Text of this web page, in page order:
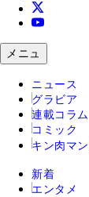
メニュ
ニュース
グラビア
連載コラム
コミック
キン肉マン
新着
エンタメ